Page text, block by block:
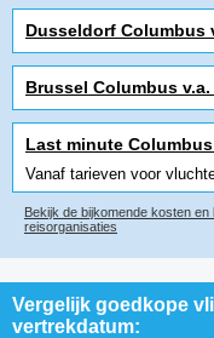
Dusseldorf Columbus
Brussel Columbus v.a.
Last minute Columbus
Vanaf tarieven voor
Bekijk de bijkomende kosten
reisorganisaties
Vergelijk goedkope
vertrekdatum: